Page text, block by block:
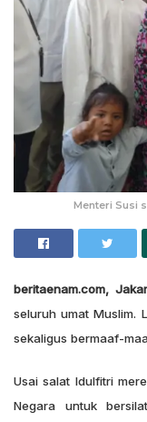
Menteri Susi
beritaenam.com,
seluruh umat Muslim.
sekaligus bermaaf-
Usai salat Idulfitri
Negara untuk